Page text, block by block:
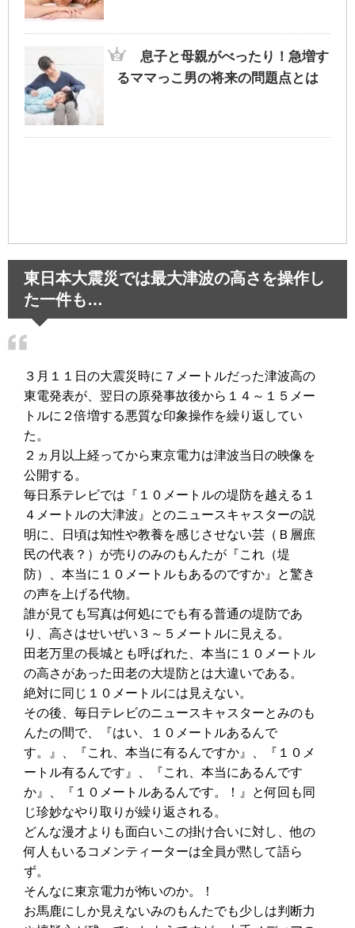
息子と母親がべったり！急増す
るママっこ男の将来の問題点とは
東日本大震災では最大津波の高さを操作し
た一件も…
３月１１日の大震災時に７メートルだった津波高の
東電発表が、翌日の原発事故後から１４～１５メー
トルに２倍増する悪質な印象操作を繰り返してい
た。
２ヵ月以上経ってから東京電力は津波当日の映像を
公開する。
毎日系テレビでは『１０メートルの堤防を越える１
４メートルの大津波』とのニュースキャスターの説
明に、日頃は知性や教養を感じさせない芸（Ｂ層庶
民の代表？）が売りのみのもんたが『これ（堤
防）、本当に１０メートルもあるのですか』と驚き
の声を上げる代物。
誰が見ても写真は何処にでも有る普通の堤防であ
り、高さはせいぜい３～５メートルに見える。
田老万里の長城とも呼ばれた、本当に１０メートル
の高さがあった田老の大堤防とは大違いである。
絶対に同じ１０メートルには見えない。
その後、毎日テレビのニュースキャスターとみのも
んたの間で、『はい、１０メートルあるんで
す。』、『これ、本当に有るんですか』、『１０メ
ートル有るんです』、『これ、本当にあるんです
か』、『１０メートルあるんです。！』と何回も同
じ珍妙なやり取りが繰り返される。
どんな漫才よりも面白いこの掛け合いに対し、他の
何人もいるコメンティーターは全員が黙して語ら
ず。
そんなに東京電力が怖いのか。！
お馬鹿にしか見えないみのもんたでも少しは判断力